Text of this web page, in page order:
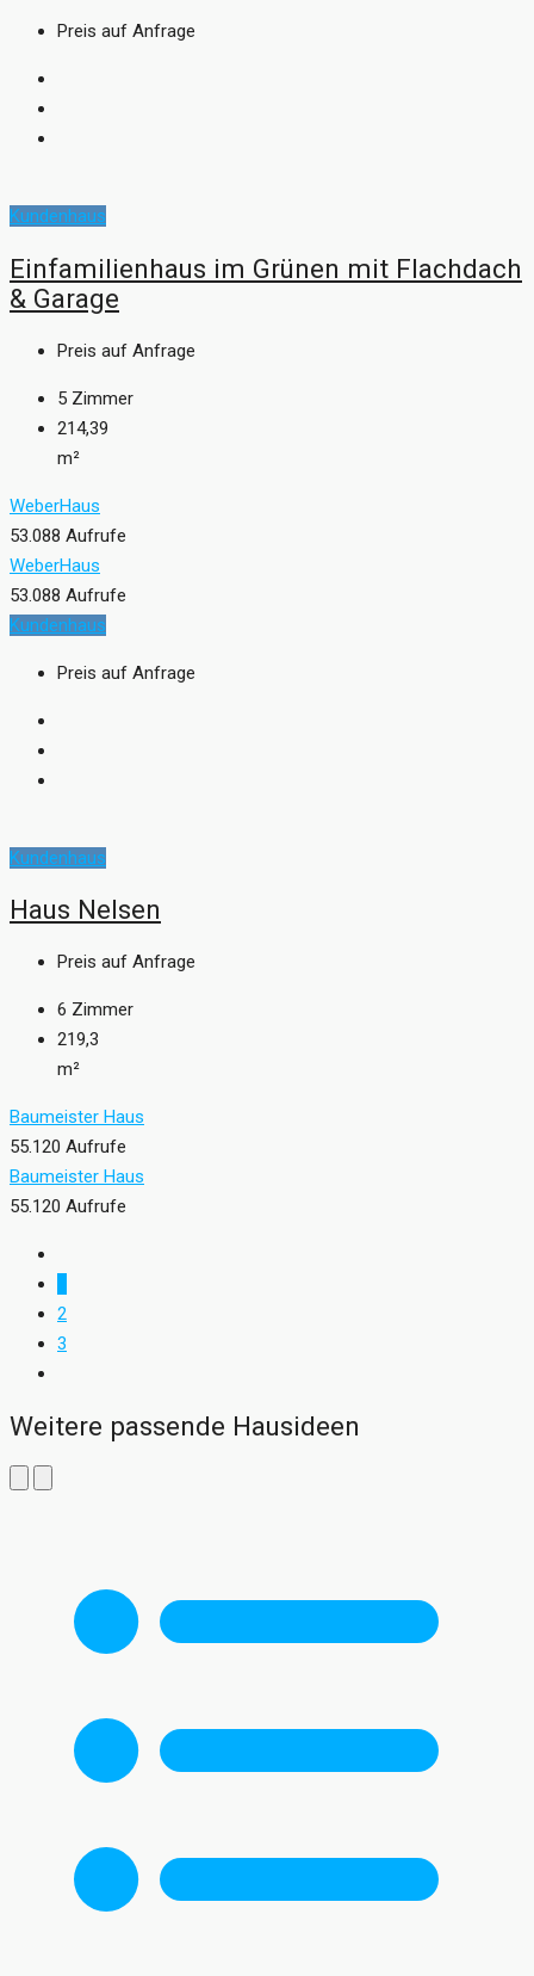
Preis auf Anfrage
Kundenhaus
Einfamilienhaus im Grünen mit Flachdach
& Garage
Preis auf Anfrage
5 Zimmer
214,39
m²
WeberHaus
53.088 Aufrufe
WeberHaus
53.088 Aufrufe
Kundenhaus
Preis auf Anfrage
Kundenhaus
Haus Nelsen
Preis auf Anfrage
6 Zimmer
219,3
m²
Baumeister Haus
55.120 Aufrufe
Baumeister Haus
55.120 Aufrufe
2
3
Weitere passende Hausideen